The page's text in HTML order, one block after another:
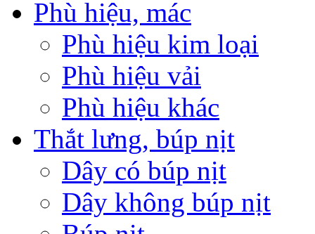
Phù hiệu, mác
Phù hiệu kim loại
Phù hiệu vải
Phù hiệu khác
Thắt lưng, búp nịt
Dây có búp nịt
Dây không búp nịt